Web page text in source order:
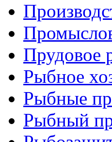
Прудовое
Рыбное
Рыбные
Рыбный